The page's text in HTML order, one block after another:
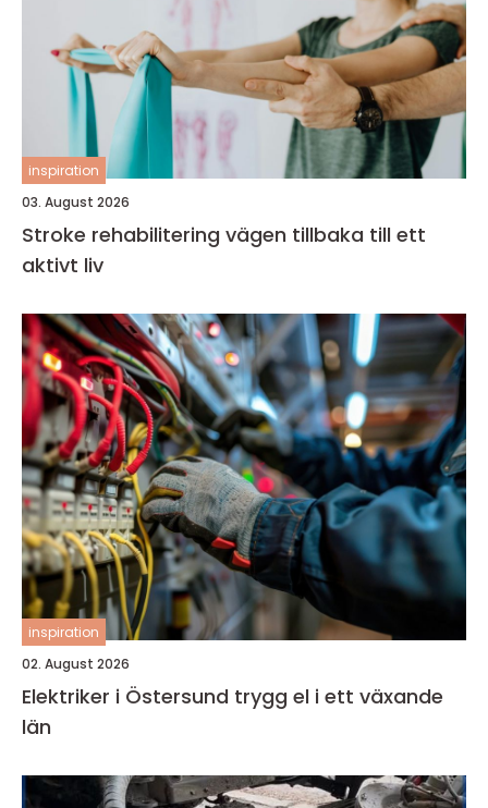
inspiration
03. August 2026
Stroke rehabilitering vägen tillbaka till ett
aktivt liv
inspiration
02. August 2026
Elektriker i Östersund trygg el i ett växande
län